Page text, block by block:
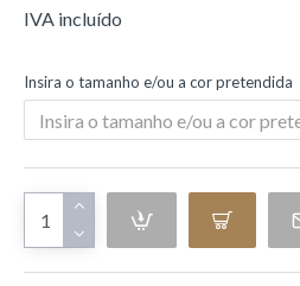
Insira o tamanho e/ou a cor pretendida